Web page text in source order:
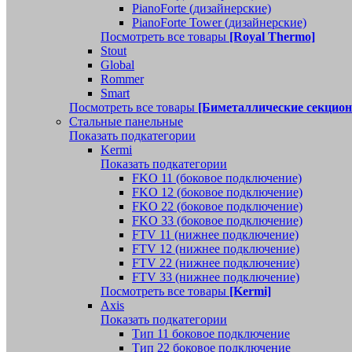
PianoForte (дизайнерские)
PianoForte Tower (дизайнерские)
Посмотреть все товары [Royal Thermo]
Stout
Global
Rommer
Smart
Посмотреть все товары [Биметаллические
Стальные панельные
Показать подкатегории
Kermi
Показать подкатегории
FKO 11 (боковое подключение)
FKO 12 (боковое подключение)
FKO 22 (боковое подключение)
FKO 33 (боковое подключение)
FTV 11 (нижнее подключение)
FTV 12 (нижнее подключение)
FTV 22 (нижнее подключение)
FTV 33 (нижнее подключение)
Посмотреть все товары [Kermi]
Axis
Показать подкатегории
Тип 11 боковое подключение
Тип 22 боковое подключение